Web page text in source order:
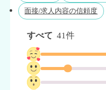
面接/求人内容の信頼度
すべて 41件